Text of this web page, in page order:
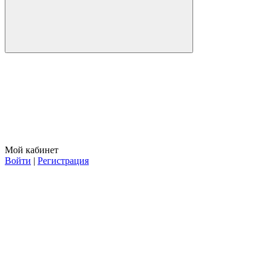
Мой кабинет
Войти | Регистрация